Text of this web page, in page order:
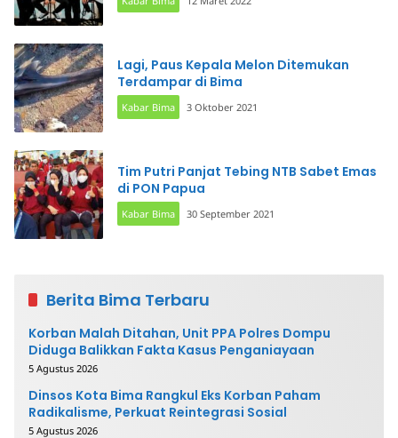
Lagi, Paus Kepala Melon Ditemukan
Terdampar di Bima
Kabar Bima 3 Oktober 2021
Tim Putri Panjat Tebing NTB Sabet Emas
di PON Papua
Kabar Bima 30 September 2021
Berita Bima Terbaru
Korban Malah Ditahan, Unit PPA Polres Dompu
Diduga Balikkan Fakta Kasus Penganiayaan
5 Agustus 2026
Dinsos Kota Bima Rangkul Eks Korban Paham
Radikalisme, Perkuat Reintegrasi Sosial
5 Agustus 2026